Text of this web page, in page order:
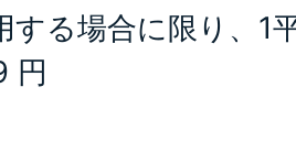
する場合に限り、1
円